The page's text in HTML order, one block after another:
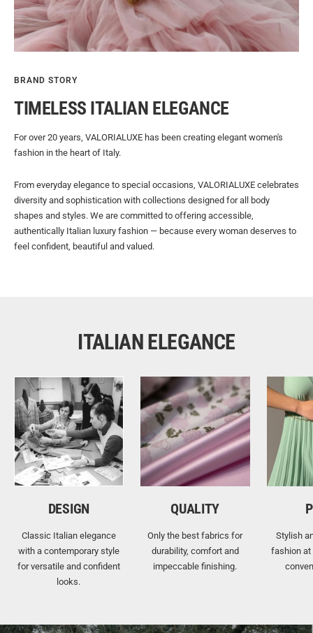
BRAND STORY
TIMELESS ITALIAN ELEGANCE
For over 20 years, VALORIALUXE has been creating elegant women's
fashion in the heart of Italy.
From everyday elegance to special occasions, VALORIALUXE celebrates
diversity and sophistication with collections designed for all body
shapes and styles. We are committed to offering accessible,
authentically Italian luxury fashion — because every woman deserves to
feel confident, beautiful and valued.
ITALIAN ELEGANCE
DESIGN
Classic Italian elegance
with a contemporary style
for versatile and confident
looks.
QUALITY
Only the best fabrics for
durability, comfort and
impeccable finishing.
Stylish
fashion